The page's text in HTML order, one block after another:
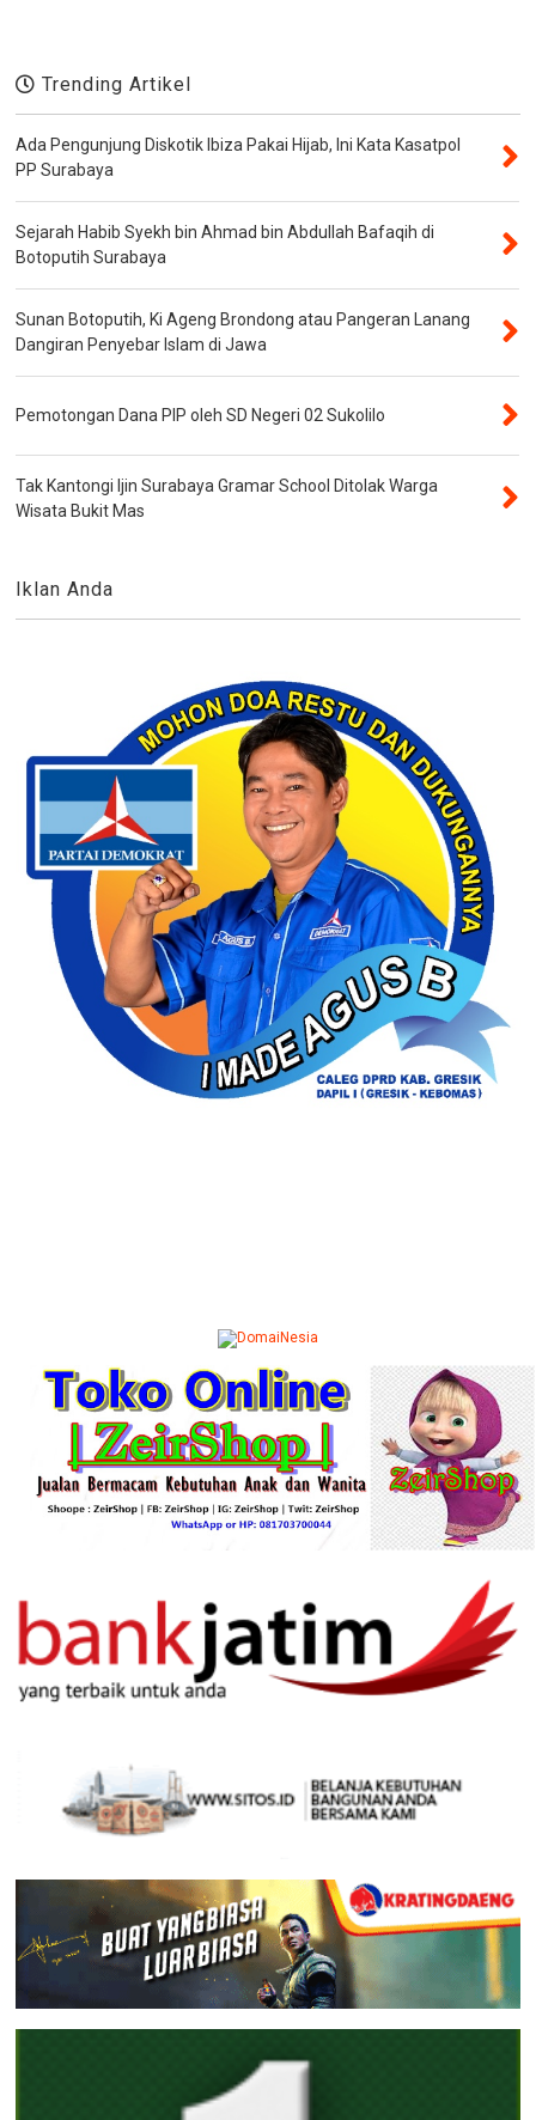
Trending Artikel
Ada Pengunjung Diskotik Ibiza Pakai Hijab, Ini Kata Kasatpol
PP Surabaya
Sejarah Habib Syekh bin Ahmad bin Abdullah Bafaqih di
Botoputih Surabaya
Sunan Botoputih, Ki Ageng Brondong atau Pangeran Lanang
Dangiran Penyebar Islam di Jawa
Pemotongan Dana PIP oleh SD Negeri 02 Sukolilo
Tak Kantongi Ijin Surabaya Gramar School Ditolak Warga
Wisata Bukit Mas
Iklan Anda